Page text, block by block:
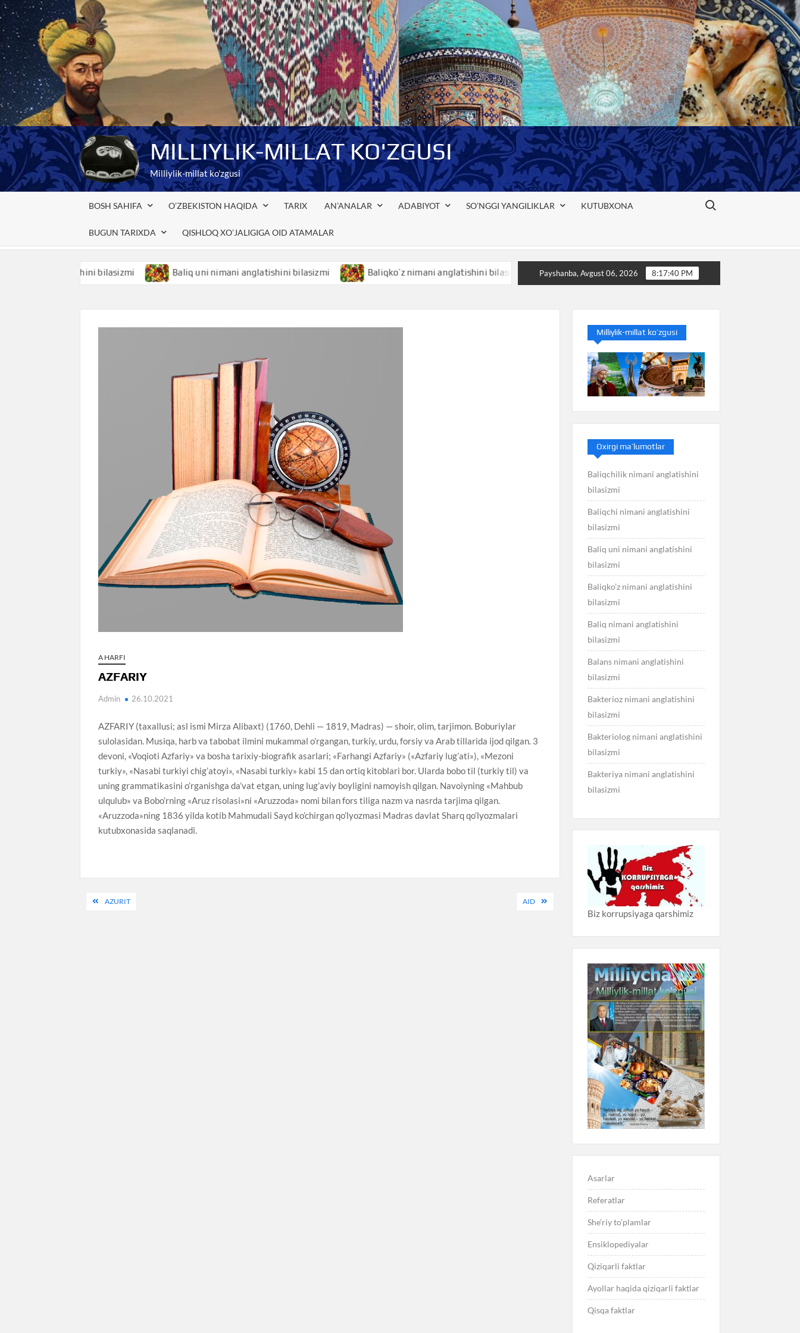
Skip
to
content
MILLIYLIK-MILLAT KO'ZGUSI
Milliylik-millat ko'zgusi
BOSH SAHIFA O’ZBEKISTON HAQIDA TARIX AN’ANALAR ADABIYOT SO’NGGI YANGILIKLAR KUTUBXONA
BUGUN TARIXDA QISHLOQ XO’JALIGIGA OID ATAMALAR
Search for:
anglatishini bilasizmi Baliq uni nimani anglatishini bilasizmi Baliqko’z nimani anglatishini bilasizmi Baliq nimani anglatishini bilasizmi
Payshanba, Avgust 06, 2026 8:17:41 PM
A HARFI
AZFARIY
Admin 26.10.2021
AZFARIY (taxallusi; asl ismi Mirza Alibaxt) (1760, Dehli — 1819, Madras) — shoir, olim, tarjimon. Boburiylar
sulolasidan. Musiqa, harb va tabobat ilmini mukammal o’rgangan, turkiy, urdu, forsiy va Arab tillarida ijod qilgan. 3
devoni, «Voqioti Azfariy» va bosha tarixiy-biografik asarlari; «Farhangi Azfariy» («Azfariy lug’ati»), «Mezoni
turkiy», «Nasabi turkiyi chig’atoyi», «Nasabi turkiy» kabi 15 dan ortiq kitoblari bor. Ularda bobo til (turkiy til) va
uning grammatikasini o’rganishga da’vat etgan, uning lug’aviy boyligini namoyish qilgan. Navoiyning «Mahbub
ulqulub» va Bobo’rning «Aruz risolasi»ni «Aruzzoda» nomi bilan fors tiliga nazm va nasrda tarjima qilgan.
«Aruzzoda»ning 1836 yilda kotib Mahmudali Sayd ko’chirgan qo’lyozmasi Madras davlat Sharq qo’lyozmalari
kutubxonasida saqlanadi.
PostAZURIT AID
Milliylik-millat ko’zgusi
Oxirgi ma’lumotlar
Baliqchilik nimani anglatishini
bilasizmi
Baliqchi nimani anglatishini
bilasizmi
Baliq uni nimani anglatishini
bilasizmi
Baliqko’z nimani anglatishini
bilasizmi
Baliq nimani anglatishini
bilasizmi
Balans nimani anglatishini
bilasizmi
Bakterioz nimani anglatishini
bilasizmi
Bakteriolog nimani anglatishini
bilasizmi
Bakteriya nimani anglatishini
bilasizmi
Biz korrupsiyaga qarshimiz
Asarlar
Referatlar
She’riy to’plamlar
Ensiklopediyalar
Qiziqarli faktlar
Ayollar haqida qiziqarli faktlar
Qisqa faktlar